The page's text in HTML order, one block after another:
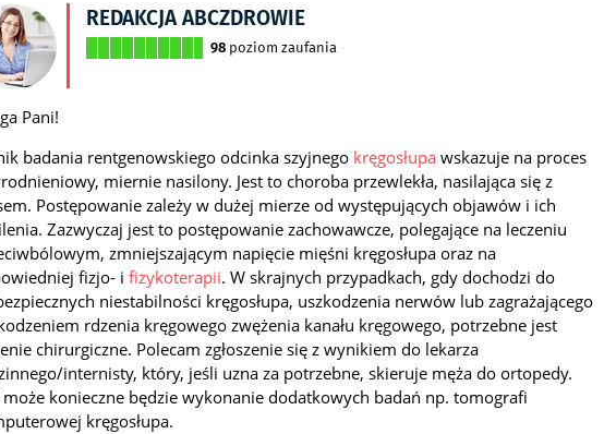
REDAKCJA ABCZDROWIE
98 poziom zaufania
Pani!
badania rentgenowskiego odcinka szyjnego kręgosłupa wskazuje na proces
miernie nasilony. Jest to choroba przewlekła, nasilająca się z
Postępowanie zależy w dużej mierze od występujących objawów i ich
Zazwyczaj jest to postępowanie zachowawcze, polegające na leczeniu
zmniejszającym napięcie mięśni kręgosłupa oraz na
fizjo- i fizykoterapii. W skrajnych przypadkach, gdy dochodzi do
niestabilności kręgosłupa, uszkodzenia nerwów lub zagrażającego
rdzenia kręgowego zwężenia kanału kręgowego, potrzebne jest
chirurgiczne. Polecam zgłoszenie się z wynikiem do lekarza
internisty, który, jeśli uzna za potrzebne, skieruje męża do ortopedy.
może konieczne będzie wykonanie dodatkowych badań np. tomografi
kręgosłupa.